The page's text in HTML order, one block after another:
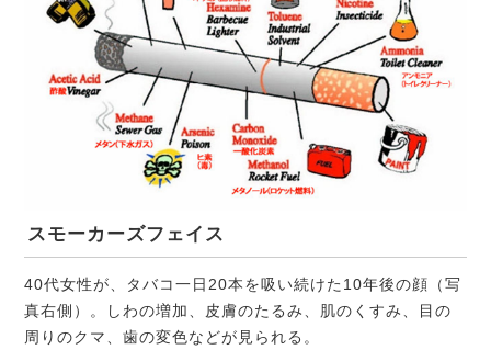
スモーカーズフェイス
40代女性が、タバコ一日20本を吸い続けた10年後の顔（写
真右側）。しわの増加、皮膚のたるみ、肌のくすみ、目の
周りのクマ、歯の変色などが見られる。